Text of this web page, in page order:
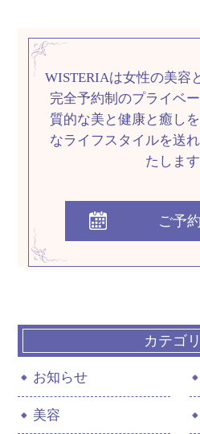
WISTERIAは女性の美容
完全予約制のプライベ
質的な美と健康と癒しを
なライフスタイルを送
たします
ご予約
カテゴ
お知らせ
美容